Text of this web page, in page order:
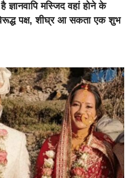
ज्ञानवापि मस्जिद वहां होने के
पक्ष, शीघ्र आ सकता एक शुभ